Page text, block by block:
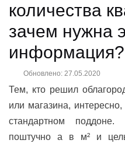
количества
зачем нужна
информация?
Обновлено: 27.05.2020
Тем, кто решил
или магазина, интересно,
стандартном
поштучно а в м² и